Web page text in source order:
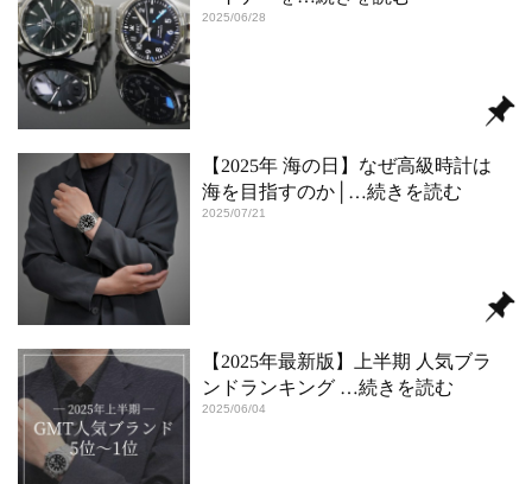
2025/06/28
【2025年 海の日】なぜ高級時計は
海を目指すのか│ …続きを読む
2025/07/21
【2025年最新版】上半期 人気ブラ
ンドランキング …続きを読む
2025/06/04